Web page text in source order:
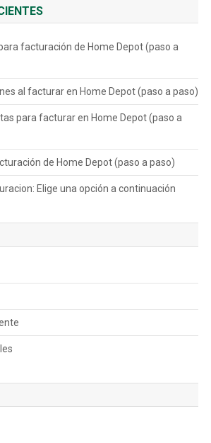
facturación de Home Depot (paso a
al facturar en Home Depot (paso a paso)
para facturar en Home Depot (paso a
de Home Depot (paso a paso)
Elige una opción a continuación